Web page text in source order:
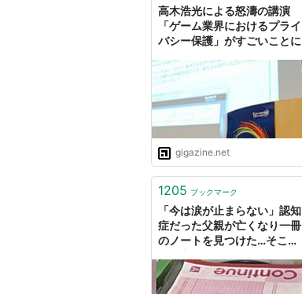
高木浩光による怒濤の講演
「ゲーム業界におけるプライ
バシー保護」がすごいことに
gigazine.net
1205 ブックマーク
「今は涙が止まらない」認知
症だった父親が亡くなり一冊
のノートを見つけた…そこに
憶と闘ってる」親父がいた